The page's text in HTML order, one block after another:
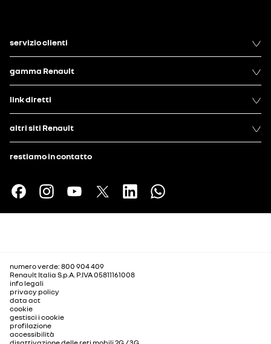
servizio clienti
gamma Renault
link diretti
altri siti Renault
restiamo in contatto
numero verde: 800 904 409
Renault Italia S.p.A. P.IVA 05811161008
info legali
privacy policy
data act
cookie
gestisci i cookie
profilazione
accessibilità